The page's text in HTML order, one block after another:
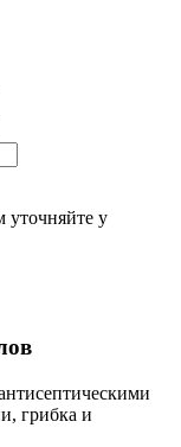
уточняйте у
грибка и